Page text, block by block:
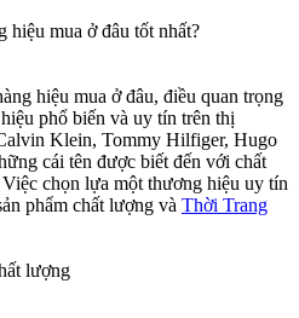
hiệu mua ở đâu tốt nhất?
hiệu mua ở đâu, điều quan trọng
phổ biến và uy tín trên thị
Klein, Tommy Hilfiger, Hugo
cái tên được biết đến với chất
chọn lựa một thương hiệu uy tín
phẩm chất lượng và Thời Trang
lượng